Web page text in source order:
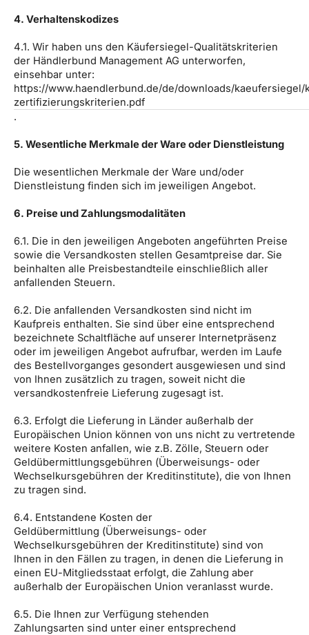
4. Verhaltenskodizes
4.1. Wir haben uns den Käufersiegel-Qualitätskriterien
der Händlerbund Management AG unterworfen,
einsehbar unter:
https://www.haendlerbund.de/de/downloads/
zertifizierungskriterien.pdf
.
5. Wesentliche Merkmale der Ware oder Dienstleistung
Die wesentlichen Merkmale der Ware und/oder
Dienstleistung finden sich im jeweiligen Angebot.
6. Preise und Zahlungsmodalitäten
6.1. Die in den jeweiligen Angeboten angeführten Preise
sowie die Versandkosten stellen Gesamtpreise dar. Sie
beinhalten alle Preisbestandteile einschließlich aller
anfallenden Steuern.
6.2. Die anfallenden Versandkosten sind nicht im
Kaufpreis enthalten. Sie sind über eine entsprechend
bezeichnete Schaltfläche auf unserer Internetpräsenz
oder im jeweiligen Angebot aufrufbar, werden im Laufe
des Bestellvorganges gesondert ausgewiesen und sind
von Ihnen zusätzlich zu tragen, soweit nicht die
versandkostenfreie Lieferung zugesagt ist.
6.3. Erfolgt die Lieferung in Länder außerhalb der
Europäischen Union können von uns nicht zu vertretende
weitere Kosten anfallen, wie z.B. Zölle, Steuern oder
Geldübermittlungsgebühren (Überweisungs- oder
Wechselkursgebühren der Kreditinstitute), die von Ihnen
zu tragen sind.
6.4. Entstandene Kosten der
Geldübermittlung (Überweisungs- oder
Wechselkursgebühren der Kreditinstitute) sind von
Ihnen in den Fällen zu tragen, in denen die Lieferung in
einen EU-Mitgliedsstaat erfolgt, die Zahlung aber
außerhalb der Europäischen Union veranlasst wurde.
6.5. Die Ihnen zur Verfügung stehenden
Zahlungsarten sind unter einer entsprechend